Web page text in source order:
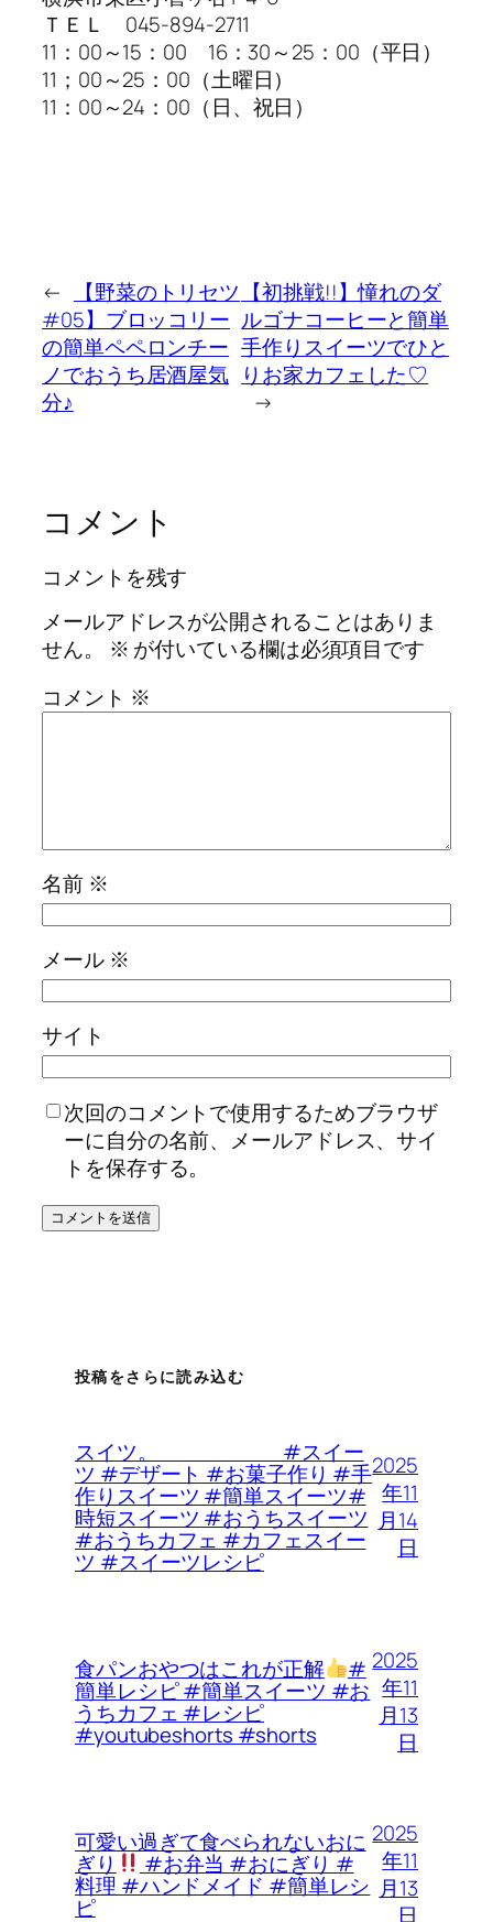
ＴＥＬ 045-894-2711
11：00～15：00 16：30～25：00（平日）
11；00～25：00（土曜日）
11：00～24：00（日、祝日）
←
【野菜のトリセツ
#05】ブロッコリー
の簡単ペペロンチー
ノでおうち居酒屋気
分♪
【初挑戦!!】憧れのダ
ルゴナコーヒーと簡単
手作りスイーツでひと
りお家カフェした♡
→
コメント
コメントを残す
メールアドレスが公開されることはありま
せん。
※ が付いている欄は必須項目です
コメント ※
名前 ※
メール ※
サイト
次回のコメントで使用するためブラウザ
ーに自分の名前、メールアドレス、サイ
トを保存する。
投稿をさらに読み込む
スイツ。 #スイー
ツ #デザート #お菓子作り #手
作りスイーツ #簡単スイーツ#
時短スイーツ #おうちスイーツ
#おうちカフェ #カフェスイー
ツ #スイーツレシピ
2025
年11
月14
日
食パンおやつはこれが正解 #
簡単レシピ #簡単スイーツ #お
うちカフェ #レシピ
#youtubeshorts #shorts
2025
年11
月13
日
可愛い過ぎて食べられないおに
ぎり #お弁当 #おにぎり #
料理 #ハンドメイド #簡単レシ
ピ
2025
年11
月13
日